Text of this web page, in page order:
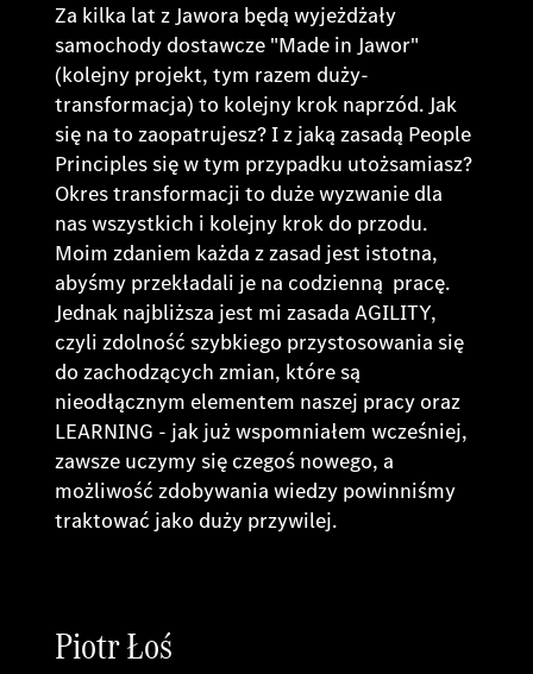
Za kilka lat z Jawora będą wyjeżdżały
samochody dostawcze "Made in Jawor"
(kolejny projekt, tym razem duży-
transformacja) to kolejny krok naprzód. Jak
się na to zaopatrujesz? I z jaką zasadą People
Principles się w tym przypadku utożsamiasz?
Okres transformacji to duże wyzwanie dla
nas wszystkich i kolejny krok do przodu.
Moim zdaniem każda z zasad jest istotna,
abyśmy przekładali je na codzienną pracę.
Jednak najbliższa jest mi zasada AGILITY,
czyli zdolność szybkiego przystosowania się
do zachodzących zmian, które są
nieodłącznym elementem naszej pracy oraz
LEARNING - jak już wspomniałem wcześniej,
zawsze uczymy się czegoś nowego, a
możliwość zdobywania wiedzy powinniśmy
traktować jako duży przywilej.
Piotr Łoś